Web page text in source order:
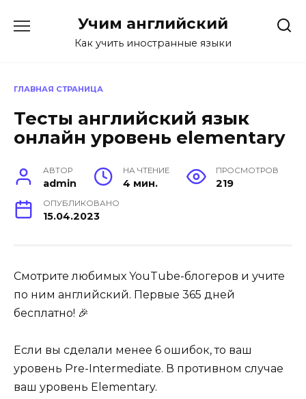
Учим английский
Как учить иностранные языки
ГЛАВНАЯ СТРАНИЦА
Тесты английский язык
онлайн уровень elementary
АВТОР
admin
НА ЧТЕНИЕ
4 мин.
ПРОСМОТРОВ
219
ОПУБЛИКОВАНО
15.04.2023
Смотрите любимых YouTube-блогеров и учите
по ним английский. Первые 365 дней
бесплатно! 🎉
Если вы сделали менее 6 ошибок, то ваш
уровень Pre-Intermediate. В противном случае
ваш уровень Elementary.